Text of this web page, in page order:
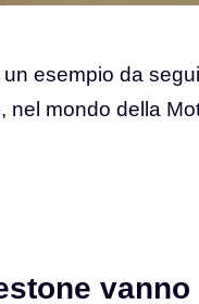
esempio da
nel mondo della
vanno